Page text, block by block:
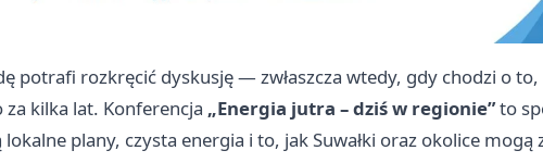
potrafi rozkręcić dyskusję — zwłaszcza wtedy, gdy chodzi o to,
kilka lat. Konferencja „Energia jutra – dziś w regionie”to
plany, czysta energia i to, jak Suwałki oraz okolice mogą